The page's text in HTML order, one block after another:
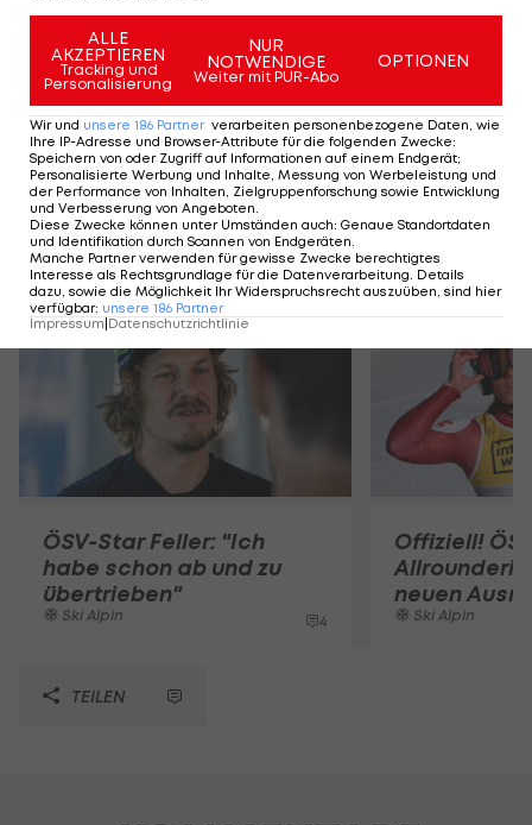
Highlights: Nach frühem Rückstand:
Austria Salzburg schießt die Vienna ab
Fußball - ADMIRAL 2. Liga
Highlights:
Fußball -
Mehr zum Thema
ÖSV-Star Feller: "Ich
habe schon ab und zu
übertrieben"
Ski Alpin 4
Offiziell!
neuen
Ski Alpin
TEILEN
ALLE
AKZEPTIEREN
Tracking und
Personalisierung
NUR
NOTWENDIGE
Weiter mit PUR-Abo
OPTIONEN
Wir und unsere 186 Partner verarbeiten personenbezogene Daten, wie
Ihre IP-Adresse und Browser-Attribute für die folgenden Zwecke:
Speichern von oder Zugriff auf Informationen auf einem Endgerät;
Personalisierte Werbung und Inhalte, Messung von Werbeleistung und
der Performance von Inhalten, Zielgruppenforschung sowie Entwicklung
und Verbesserung von Angeboten.
Diese Zwecke können unter Umständen auch: Genaue Standortdaten
und Identifikation durch Scannen von Endgeräten.
Manche Partner verwenden für gewisse Zwecke berechtigtes
Interesse als Rechtsgrundlage für die Datenverarbeitung. Details
dazu, sowie die Möglichkeit Ihr Widerspruchsrecht auszuüben, sind hier
verfügbar: unsere 186 Partner
Impressum Datenschutzrichtlinie